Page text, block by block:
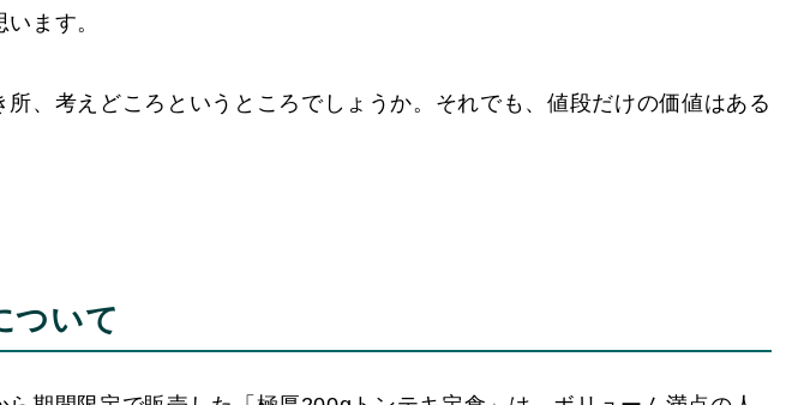
ます。
所、考えどころというところでしょうか。それでも、値段だけの価値はある
ついて